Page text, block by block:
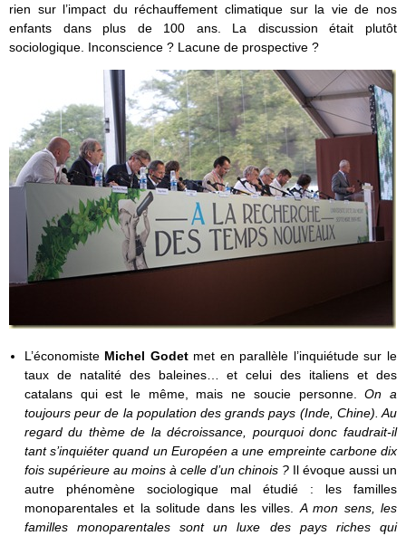
rien sur l’impact du réchauffement climatique sur la vie de nos
enfants dans plus de 100 ans. La discussion était plutôt
sociologique. Inconscience ? Lacune de prospective ?
L’économiste Michel Godet met en parallèle l’inquiétude sur le
taux de natalité des baleines… et celui des italiens et des
catalans qui est le même, mais ne soucie personne.On a
toujours peur de la population des grands pays (Inde, Chine). Au
regard du thème de la décroissance, pourquoi donc faudrait-il
tant s’inquiéter quand un Européen a une empreinte carbone dix
fois supérieure au moins à celle d’un chinois ? Il évoque aussi un
autre phénomène sociologique mal étudié : les familles
monoparentales et la solitude dans les villes. A mon sens, les
familles monoparentales sont un luxe des pays riches qui